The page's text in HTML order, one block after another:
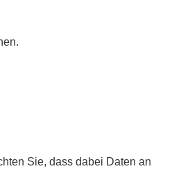
Sie, dass dabei Daten an